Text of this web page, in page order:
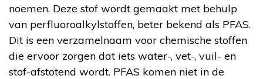
noemen. Deze stof wordt gemaakt met behulp
van perfluoroalkylstoffen, beter bekend als PFAS.
Dit is een verzamelnaam voor chemische stoffen
die ervoor zorgen dat iets water-, vet-, vuil- en
stof-afstotend wordt. PFAS komen niet in de